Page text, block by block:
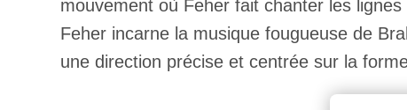
mouvement où Feher fait chanter les
Feher incarne la musique fougueuse de
une direction précise et centrée sur la